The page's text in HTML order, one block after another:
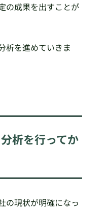
の成果を出すことが
析を進めていきま
析を行ってか
の現状が明確になっ